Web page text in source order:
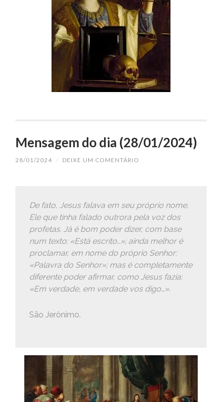
Mensagem do dia (28/01/2024)
28/01/2024 / DEIXE UM COMENTÁRIO
De fato, Jesus falava em seu próprio nome,
Ele que tinha falado outrora pela voz dos
profetas. Já é bom poder dizer, com base
num texto: «Está escrito…»; ainda melhor é
proclamar, em nome do próprio Senhor:
«Palavra do Senhor»; mas é completamente
diferente poder afirmar, como Jesus fazia:
«Em verdade, em verdade vos digo…».
São Jerônimo.